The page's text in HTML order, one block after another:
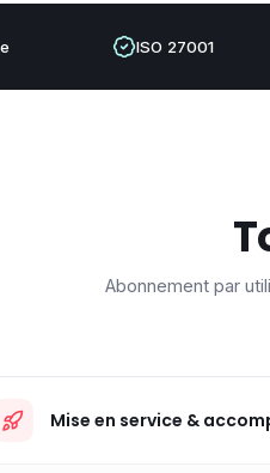
ISO 27001
Abonnement par
Mise en service &